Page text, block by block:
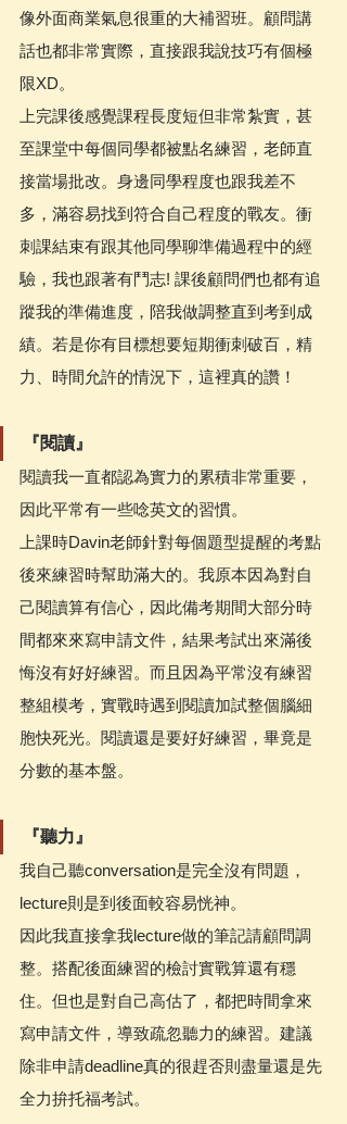
像外面商業氣息很重的大補習班。顧問講
話也都非常實際，直接跟我說技巧有個極
限XD。
上完課後感覺課程長度短但非常紮實，甚
至課堂中每個同學都被點名練習，老師直
接當場批改。身邊同學程度也跟我差不
多，滿容易找到符合自己程度的戰友。衝
刺課結束有跟其他同學聊準備過程中的經
驗，我也跟著有鬥志! 課後顧問們也都有追
蹤我的準備進度，陪我做調整直到考到成
績。若是你有目標想要短期衝刺破百，精
力、時間允許的情況下，這裡真的讚！
『閱讀』
閱讀我一直都認為實力的累積非常重要，
因此平常有一些唸英文的習慣。
上課時Davin老師針對每個題型提醒的考點
後來練習時幫助滿大的。我原本因為對自
己閱讀算有信心，因此備考期間大部分時
間都來來寫申請文件，結果考試出來滿後
悔沒有好好練習。而且因為平常沒有練習
整組模考，實戰時遇到閱讀加試整個腦細
胞快死光。閱讀還是要好好練習，畢竟是
分數的基本盤。
『聽力』
我自己聽conversation是完全沒有問題，
lecture則是到後面較容易恍神。
因此我直接拿我lecture做的筆記請顧問調
整。搭配後面練習的檢討實戰算還有穩
住。但也是對自己高估了，都把時間拿來
寫申請文件，導致疏忽聽力的練習。建議
除非申請deadline真的很趕否則盡量還是先
全力拚托福考試。